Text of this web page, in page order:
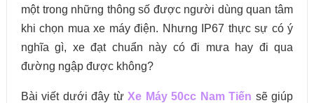
một trong những thông số được người dùng quan tâm
khi chọn mua xe máy điện. Nhưng IP67 thực sự có ý
nghĩa gì, xe đạt chuẩn này có đi mưa hay đi qua
đường ngập được không?
Bài viết dưới đây từXe Máy 50cc Nam Tiến sẽ giúp